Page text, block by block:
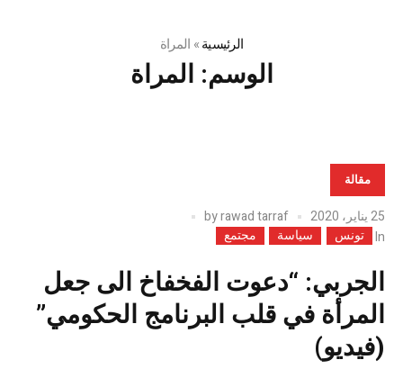
الرئيسية» المراة
الوسم: المراة
مقالة
25 يناير، 2020 byrawad tarraf
In تونس سياسة مجتمع
الجربي: “دعوت الفخفاخ الى جعل
المرأة في قلب البرنامج الحكومي”
(فيديو)